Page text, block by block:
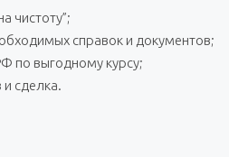
чистоту”;
справок и документов;
по выгодному курсу;
и сделка.